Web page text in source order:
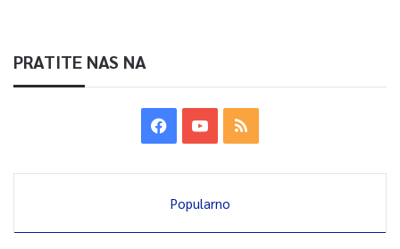
PRATITE NAS NA
Popularno